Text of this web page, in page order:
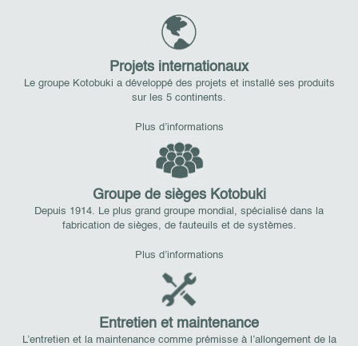
Projets internationaux
Le groupe Kotobuki a développé des projets et installé ses produits
sur les 5 continents.
Plus d’informations
Groupe de sièges Kotobuki
Depuis 1914. Le plus grand groupe mondial, spécialisé dans la
fabrication de sièges, de fauteuils et de systèmes.
Plus d’informations
Entretien et maintenance
L’entretien et la maintenance comme prémisse à l’allongement de la